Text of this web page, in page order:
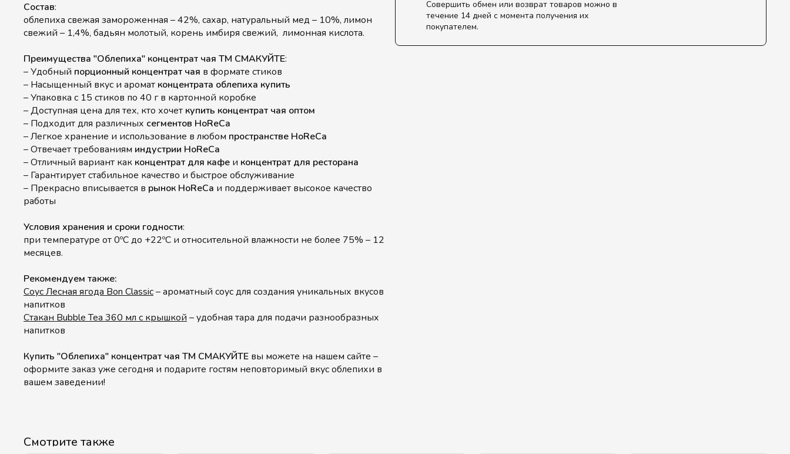
Состав:
облепиха свежая замороженная – 42%, сахар, натуральный мед – 10%, лимон
свежий – 1,4%, бадьян молотый, корень имбиря свежий, лимонная кислота.
Преимущества "Облепиха" концентрат чая ТМ СМАКУЙТЕ:
– Удобный порционный концентрат чая в формате стиков
– Насыщенный вкус и аромат концентрата облепиха купить
– Упаковка с 15 стиков по 40 г в картонной коробке
– Доступная цена для тех, кто хочет купить концентрат чая оптом
– Подходит для различных сегментов HoReCa
– Легкое хранение и использование в любом пространстве HoReCa
– Отвечает требованиям индустрии HoReCa
– Отличный вариант как концентрат для кафе и концентрат для ресторана
– Гарантирует стабильное качество и быстрое обслуживание
– Прекрасно вписывается в рынок HoReCa и поддерживает высокое качество
работы
Условия хранения и сроки годности:
при температуре от 0ºС до +22ºС и относительной влажности не более 75% – 12
месяцев.
Рекомендуем также:
Соус Лесная ягода Bon Classic– ароматный соус для создания уникальных вкусов
напитков
Стакан Bubble Tea 360 мл с крышкой – удобная тара для подачи разнообразных
напитков
Купить "Облепиха" концентрат чая ТМ СМАКУЙТЕ вы можете на нашем сайте –
оформите заказ уже сегодня и подарите гостям неповторимый вкус облепихи в
вашем заведении!
Совершить обмен или возврат товаров можно в
течение 14 дней с момента получения их
покупателем.
Смотрите также